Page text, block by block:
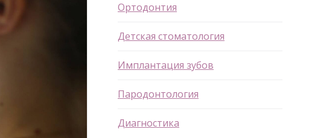
Ортодонтия
Детская стоматология
Имплантация зубов
Пародонтология
Диагностика